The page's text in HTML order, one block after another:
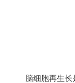
脑细胞再生